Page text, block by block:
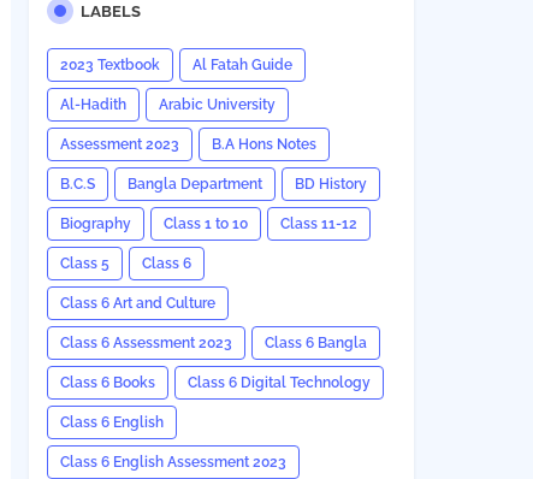
LABELS
2023 Textbook Al Fatah Guide
Al-Hadith Arabic University
Assessment 2023 B.A Hons Notes
B.C.S Bangla Department BD History
Biography Class 1 to 10 Class 11-12
Class 5 Class 6
Class 6 Art and Culture
Class 6 Assessment 2023 Class 6 Bangla
Class 6 Books Class 6 Digital Technology
Class 6 English
Class 6 English Assessment 2023